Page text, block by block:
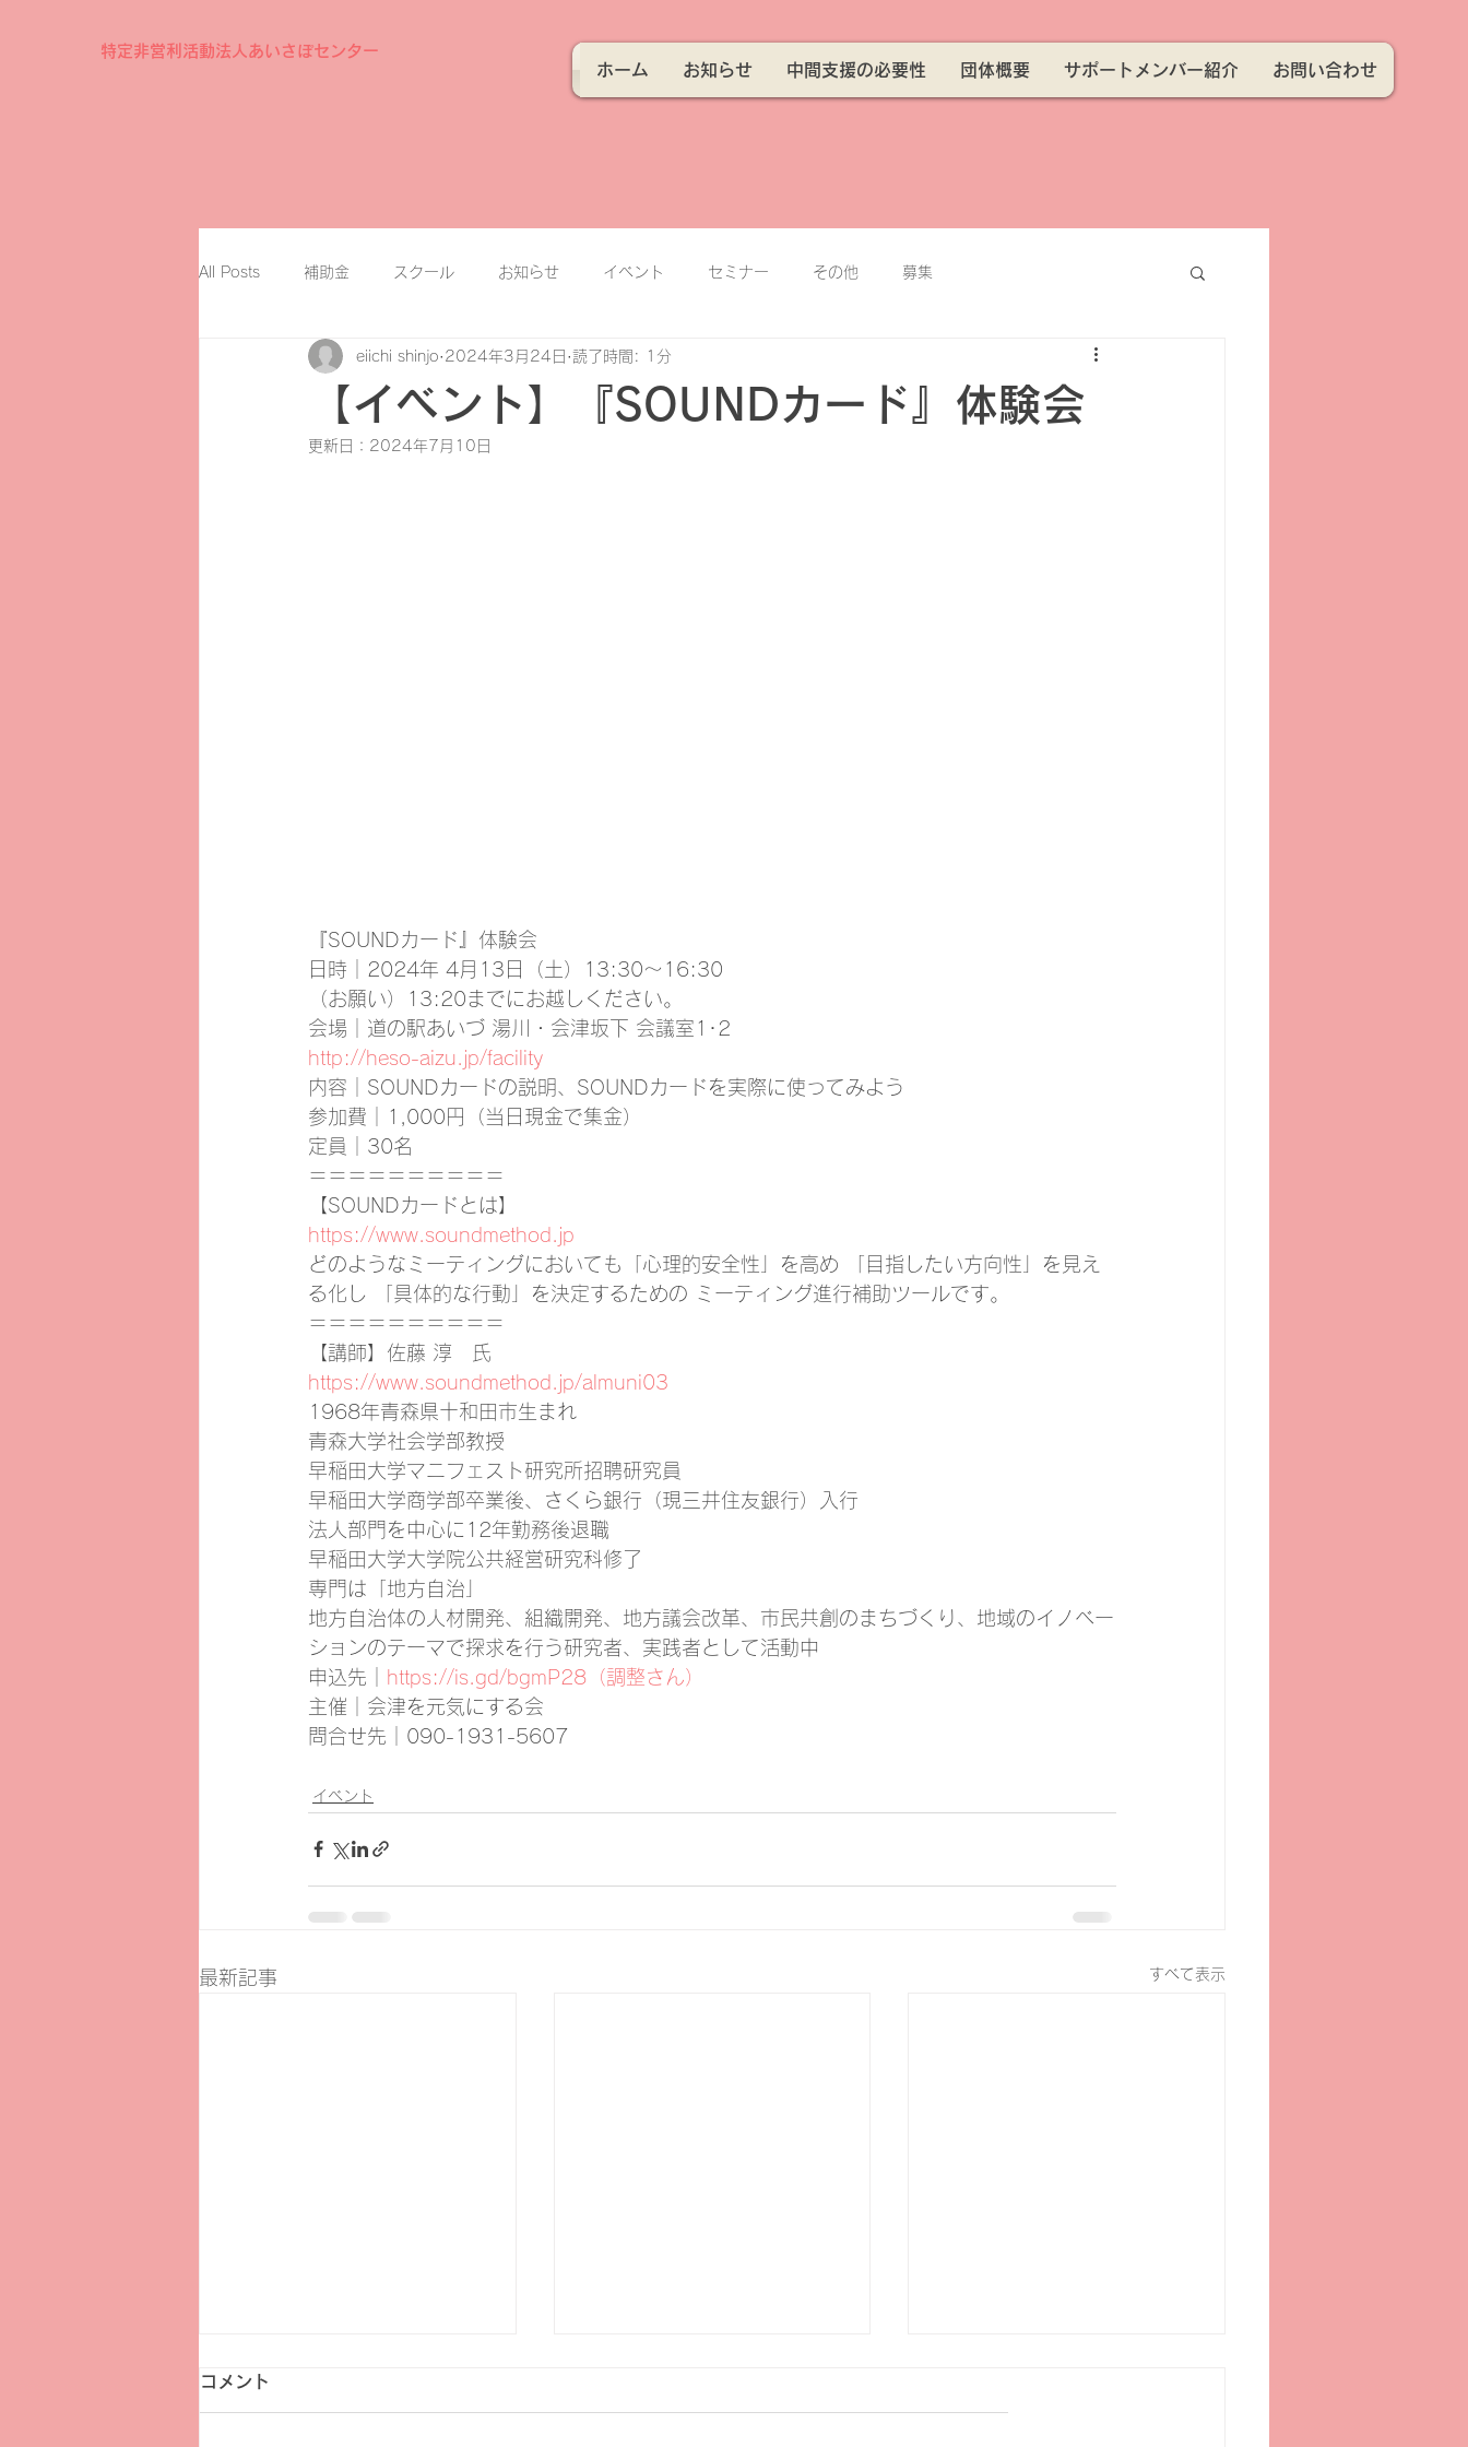
特定非営利活動法人あいさぽセンター
ホーム お知らせ 中間支援の必要性 団体概要 サポートメンバー紹介 お問い合わせ
All Posts 補助金 スクール お知らせ イベント セミナー その他 募集
【イベント】『SOUNDカード』体験会
eiichi shinjo 2024年3月24日 読了時間: 1分
更新日： 2024年7月10日
『SOUNDカード』体験会
日時｜2024年 4月13日（土）13:30～16:30
（お願い）13:20までにお越しください。
会場｜道の駅あいづ 湯川・会津坂下 会議室1･2
http://heso-aizu.jp/facility
内容｜SOUNDカードの説明、SOUNDカードを実際に使ってみよう
参加費｜1,000円（当日現金で集金）
定員｜30名
＝＝＝＝＝＝＝＝＝＝
【SOUNDカードとは】
https://www.soundmethod.jp
どのようなミーティングにおいても「心理的安全性」を高め 「目指したい方向性」を見え
る化し 「具体的な行動」を決定するための ミーティング進行補助ツールです。
＝＝＝＝＝＝＝＝＝＝
【講師】佐藤 淳　氏
https://www.soundmethod.jp/almuni03
1968年青森県十和田市生まれ
青森大学社会学部教授
早稲田大学マニフェスト研究所招聘研究員
早稲田大学商学部卒業後、さくら銀行（現三井住友銀行）入行
法人部門を中心に12年勤務後退職
早稲田大学大学院公共経営研究科修了
専門は「地方自治」
地方自治体の人材開発、組織開発、地方議会改革、市民共創のまちづくり、地域のイノベー
ションのテーマで探求を行う研究者、実践者として活動中
申込先｜
https://is.gd/bgmP28（調整さん）
主催｜会津を元気にする会
問合せ先｜090-1931-5607
イベント
最新記事 すべて表示
コメント